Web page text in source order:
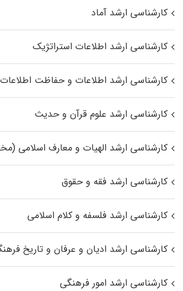
کارشناسی ارشد آماد
کارشناسی ارشد اطلاعات استراتژیک
کارشناسی ارشد اطلاعات و حفاظت اطلاعات
کارشناسی ارشد علوم قرآن و حدیث
کارشناسی ارشد الهیات و معارف
کارشناسی ارشد فقه و حقوق
کارشناسی ارشد فلسفه و کلام اسلامی
کارشناسی ارشد ادیان و عرفان و تاریخ
کارشناسی ارشد امور فرهنگی